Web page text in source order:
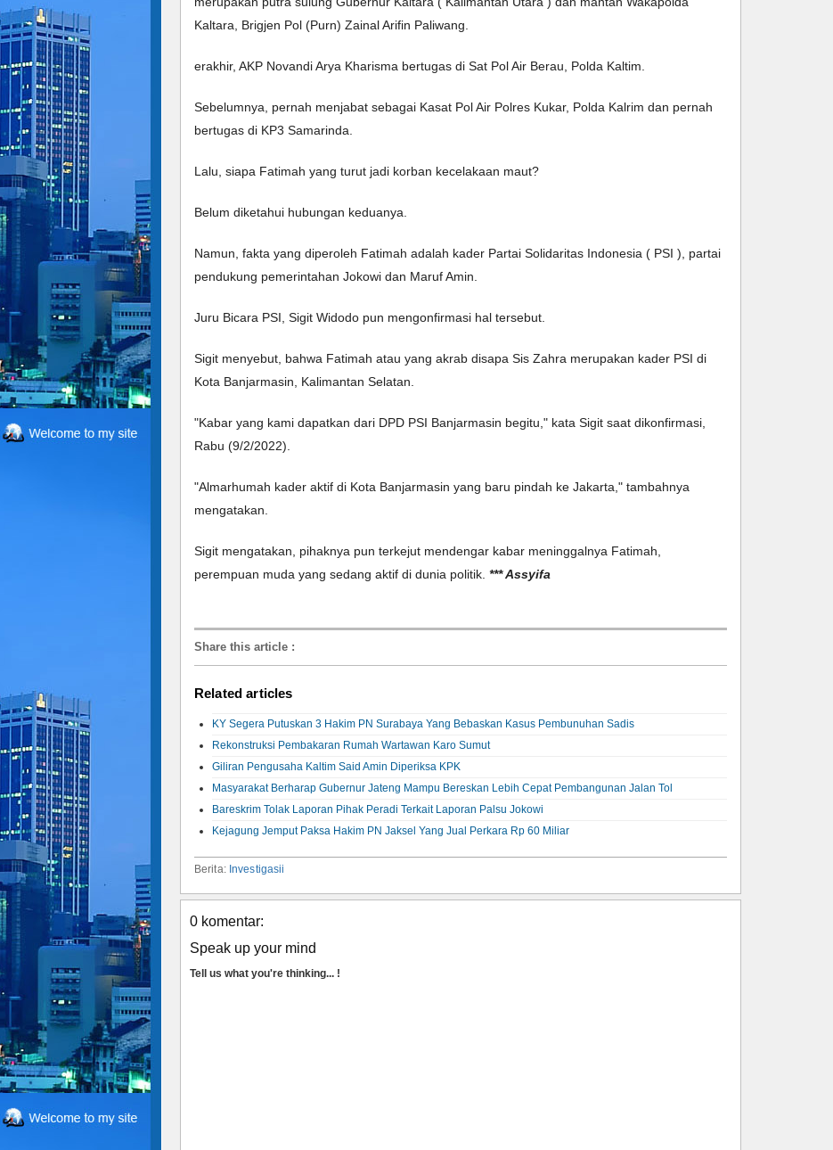
Kaltara, Brigjen Pol (Purn) Zainal Arifin Paliwang.
erakhir, AKP Novandi Arya Kharisma bertugas di Sat Pol Air Berau, Polda Kaltim.
Sebelumnya, pernah menjabat sebagai Kasat Pol Air Polres Kukar, Polda Kalrim dan pernah
bertugas di KP3 Samarinda.
Lalu, siapa Fatimah yang turut jadi korban kecelakaan maut?
Belum diketahui hubungan keduanya.
Namun, fakta yang diperoleh Fatimah adalah kader Partai Solidaritas Indonesia ( PSI ), partai
pendukung pemerintahan Jokowi dan Maruf Amin.
Juru Bicara PSI, Sigit Widodo pun mengonfirmasi hal tersebut.
Sigit menyebut, bahwa Fatimah atau yang akrab disapa Sis Zahra merupakan kader PSI di
Kota Banjarmasin, Kalimantan Selatan.
"Kabar yang kami dapatkan dari DPD PSI Banjarmasin begitu," kata Sigit saat dikonfirmasi,
Rabu (9/2/2022).
"Almarhumah kader aktif di Kota Banjarmasin yang baru pindah ke Jakarta," tambahnya
mengatakan.
Sigit mengatakan, pihaknya pun terkejut mendengar kabar meninggalnya Fatimah,
perempuan muda yang sedang aktif di dunia politik. *** Assyifa
Share this article :
Related articles
KY Segera Putuskan 3 Hakim PN Surabaya Yang Bebaskan Kasus Pembunuhan Sadis
Rekonstruksi Pembakaran Rumah Wartawan Karo Sumut
Giliran Pengusaha Kaltim Said Amin Diperiksa KPK
Masyarakat Berharap Gubernur Jateng Mampu Bereskan Lebih Cepat Pembangunan Jalan Tol
Bareskrim Tolak Laporan Pihak Peradi Terkait Laporan Palsu Jokowi
Kejagung Jemput Paksa Hakim PN Jaksel Yang Jual Perkara Rp 60 Miliar
Berita: Investigasii
0 komentar:
Speak up your mind
Tell us what you're thinking... !